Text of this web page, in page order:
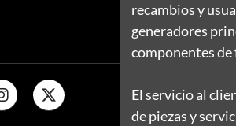
recambios y
generadores
componentes de
El servicio al
de piezas y